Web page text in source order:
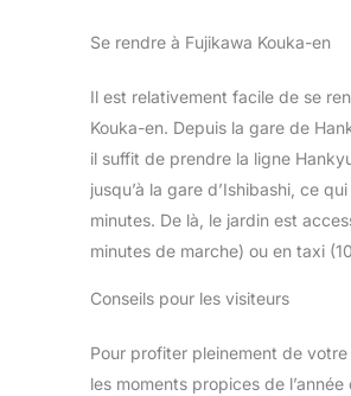
Se rendre à Fujikawa Kouka-en
Il est relativement facile de se
Kouka-en. Depuis la gare de
il suffit de prendre la ligne
jusqu’à la gare d’Ishibashi, ce
minutes. De là, le jardin est
minutes de marche) ou en taxi
Conseils pour les visiteurs
Pour profiter pleinement de
les moments propices de